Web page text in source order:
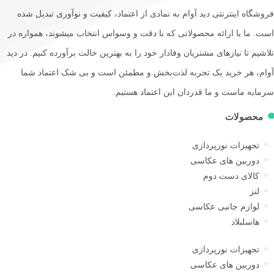
اینترنتی دید آوام به نمادی از اعتماد، کیفیت و نوآوری تبدیل شده
ما با ارائه محصولاتی که با دقت و وسواس انتخاب میشوند، همواره در
تا نیازهای مشتریان وفادار خود را به بهترین حالت برآورده کنیم. در دید
هر خرید یک تجربه لذت‌بخش و مطمئن است و بی شک اعتماد شما
ماست و ما قدردان این اعتماد هستیم.
تجهیزات نورپردازی
دوربین های عکاسی
کالای دست دوم
لوازم جانبی عکاسی
هاسلبلاد
تجهیزات نورپردازی
دوربین های عکاسی